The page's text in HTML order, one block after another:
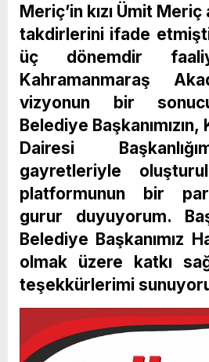
Meriç’in kızı Ümit
takdirlerini ifade
üç dönemdir
Kahramanmaraş
vizyonun bir
Belediye
Dairesi
gayretleriyle
platformunun bir
gurur duyuyorum.
Belediye Başkanımız
olmak üzere katkı
teşekkürlerimi